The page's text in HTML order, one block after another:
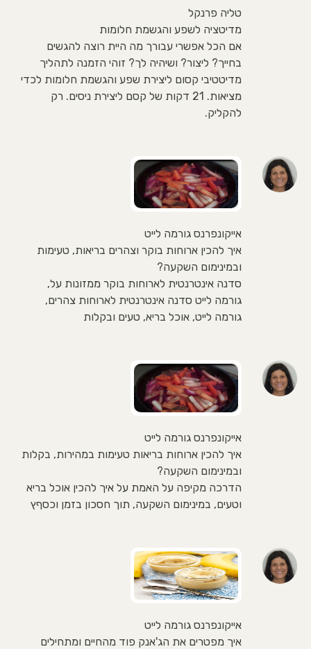
טליה פרנקל
מדיטציה לשפע והגשמת חלומות
אם הכל אפשרי עבורך מה היית רוצה להגשים
בחייך? ליצור? ושיהיה לך? זוהי הזמנה לתהליך
מדיטטיבי קסום ליצירת שפע והגשמת חלומות לכדי
מציאות. 21 דקות של קסם ליצירת ניסים. רק
להקליק.
אייקונפרנס גורמה לייט
איך להכין ארוחות בוקר וצהרים בריאות, טעימות
ובמינימום השקעה?
סדנה אינטרנטית לארוחות בוקר ממזונות על,
גורמה לייט סדנה אינטרנטית לארוחות צהרים,
גורמה לייט, אוכל בריא, טעים ובקלות
אייקונפרנס גורמה לייט
איך להכין ארוחות בריאות טעימות במהירות, בקלות
ובמינימום השקעה?
הדרכה מקיפה על האמת על איך להכין אוכל בריא
וטעים, במינימום השקעה, תוך חסכון בזמן וכסףץ
אייקונפרנס גורמה לייט
איך מפטרים את הג'אנק פוד מהחיים ומתחילים